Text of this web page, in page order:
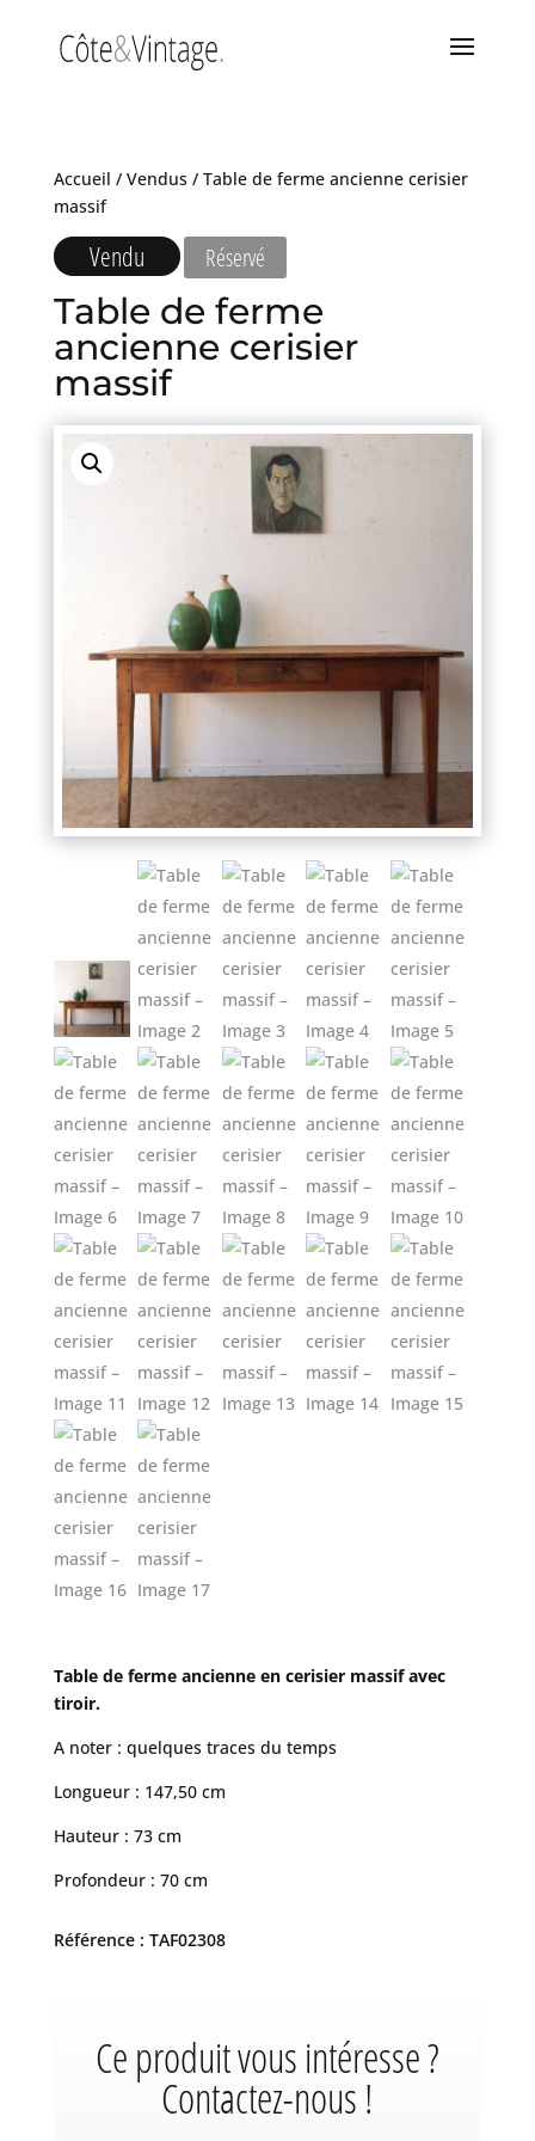
Accueil / Vendus/ Table de ferme ancienne cerisier
massif
Vendu Réservé
Table de ferme
ancienne cerisier
massif
Table de ferme ancienne en cerisier massif avec
tiroir.
A noter : quelques traces du temps
Longueur : 147,50 cm
Hauteur : 73 cm
Profondeur : 70 cm
Référence : TAF02308
Ce produit vous intéresse ?
Contactez-nous !